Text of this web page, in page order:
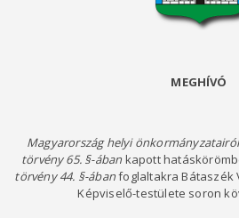
MEGHÍVÓ
Magyarország helyi önkormányzatairól
törvény 65. §-ában kapott
törvény 44. §-ábanfoglaltakra Bátaszék
Képviselő-testülete soron